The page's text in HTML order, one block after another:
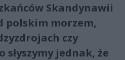
Skandynawii
polskim morzem,
czy
słyszymy jednak, że